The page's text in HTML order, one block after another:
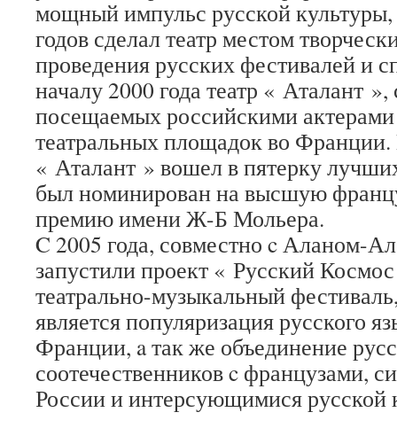
мощный импульс русской
годов сделал театр местом
проведения русских фестивалей и
началу 2000 года театр « Аталант
посещаемых российскими
театральных площадок во Франции.
« Аталант » вошел в пятерку
был номинирован на высшую
премию имени Ж-Б Мольера.
C 2005 года, совместно c Аланом-
запустили проект « Русский
театрально-музыкальный
является популяризация русского
Франции, a так же объединение
соотечественников c французами,
России и интерсующимися русской